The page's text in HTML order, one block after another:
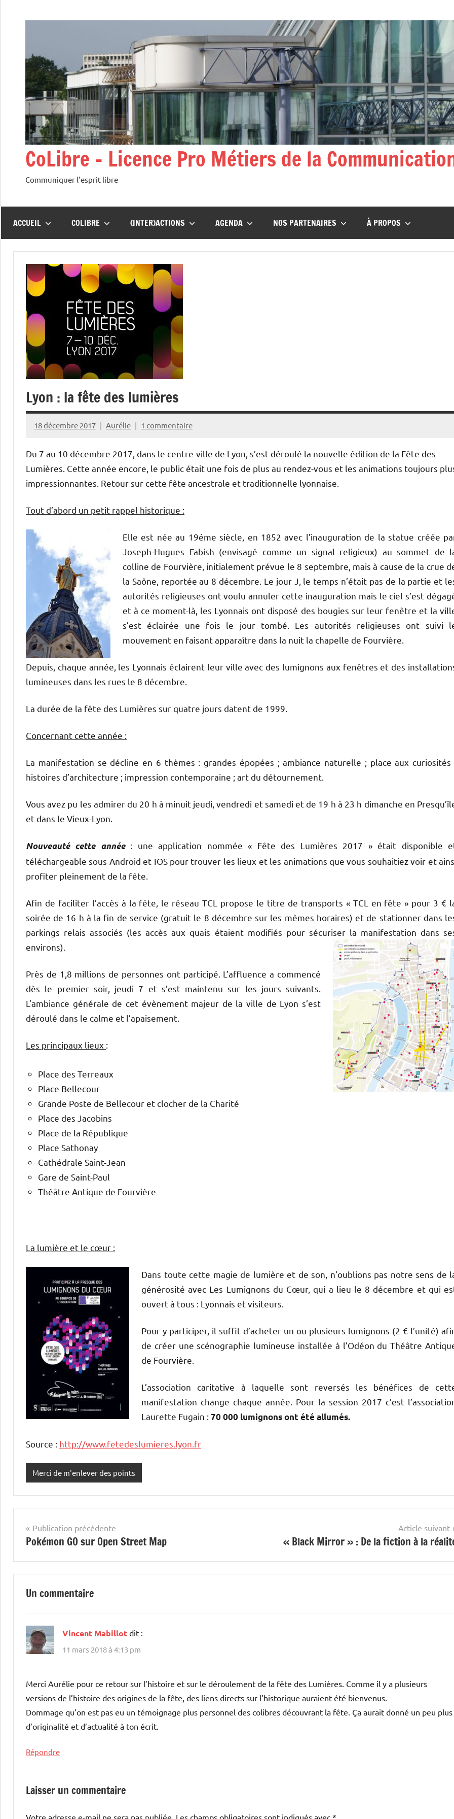
CoLibre – Licence Pro Métiers de la
Communiquer l'esprit libre
ACCUEIL COLIBRE (INTER)ACTIONS AGENDA NOS PARTENAIRES À PROPOS
Lyon : la fête des lumières
18 décembre 2017 Aurélie 1 commentaire
Du 7 au 10 décembre 2017, dans le centre-ville de Lyon, s’est déroulé la nouvelle édition de la Fête des
Lumières. Cette année encore, le public était une fois de plus au rendez-vous et les animations toujours
impressionnantes. Retour sur cette fête ancestrale et traditionnelle lyonnaise.
Tout d’abord un petit rappel historique :
Elle est née au 19éme siècle, en 1852 avec l’inauguration de la statue créée
Joseph-Hugues Fabish (envisagé comme un signal religieux) au sommet de
colline de Fourvière, initialement prévue le 8 septembre, mais à cause de la crue
la Saône, reportée au 8 décembre. Le jour J, le temps n’était pas de la partie et
autorités religieuses ont voulu annuler cette inauguration mais le ciel s’est
et à ce moment-là, les Lyonnais ont disposé des bougies sur leur fenêtre et la
s’est éclairée une fois le jour tombé. Les autorités religieuses ont suivi
mouvement en faisant apparaître dans la nuit la chapelle de Fourvière.
Depuis, chaque année, les Lyonnais éclairent leur ville avec des lumignons aux fenêtres et des
lumineuses dans les rues le 8 décembre.
La durée de la fête des Lumières sur quatre jours datent de 1999.
Concernant cette année :
La manifestation se décline en 6 thèmes : grandes épopées ; ambiance naturelle ; place aux curiosités
histoires d’architecture ; impression contemporaine ; art du détournement.
Vous avez pu les admirer du 20 h à minuit jeudi, vendredi et samedi et de 19 h à 23 h dimanche en
et dans le Vieux-Lyon.
Nouveauté cette année: une application nommée « Fête des Lumières 2017 » était disponible
téléchargeable sous Android et IOS pour trouver les lieux et les animations que vous souhaitiez voir et
profiter pleinement de la fête.
Afin de faciliter l’accès à la fête, le réseau TCL propose le titre de transports « TCL en fête » pour 3 €
soirée de 16 h à la fin de service (gratuit le 8 décembre sur les mêmes horaires) et de stationner dans
parkings relais associés (les accès aux quais étaient modifiés pour sécuriser la manifestation dans
environs).
Près de 1,8 millions de personnes ont participé. L’affluence a commencé
dès le premier soir, jeudi 7 et s’est maintenu sur les jours suivants.
L’ambiance générale de cet évènement majeur de la ville de Lyon s’est
déroulé dans le calme et l’apaisement.
Les principaux lieux :
Place des Terreaux
Place Bellecour
Grande Poste de Bellecour et clocher de la Charité
Place des Jacobins
Place de la République
Place Sathonay
Cathédrale Saint-Jean
Gare de Saint-Paul
Théâtre Antique de Fourvière
La lumière et le cœur :
Dans toute cette magie de lumière et de son, n’oublions pas notre sens de
générosité avec Les Lumignons du Cœur, qui a lieu le 8 décembre et qui
ouvert à tous : Lyonnais et visiteurs.
Pour y participer, il suffit d’acheter un ou plusieurs lumignons (2 € l’unité)
de créer une scénographie lumineuse installée à l’Odéon du Théâtre
de Fourvière.
L’association caritative à laquelle sont reversés les bénéfices de
manifestation change chaque année. Pour la session 2017 c’est
Laurette Fugain : 70 000 lumignons ont été allumés.
Source : http://www.fetedeslumieres.lyon.fr
Merci de m'enlever des points
Navigation
de
l’article
Publication précédente
Pokémon GO sur Open Street Map
Article suivant
« Black Mirror » : De la fiction à la
Un commentaire
Vincent Mabillot dit :
11 mars 2018 à 4:13 pm
Merci Aurélie pour ce retour sur l’histoire et sur le déroulement de la fête des Lumières. Comme il y a plusieurs
versions de l’histoire des origines de la fête, des liens directs sur l’historique auraient été bienvenus.
Dommage qu’on est pas eu un témoignage plus personnel des colibres découvrant la fête. Ça aurait donné un peu plus
d’originalité et d’actualité à ton écrit.
Répondre
Laisser un commentaire
Votre adresse e-mail ne sera pas publiée. Les champs obligatoires sont indiqués avec *